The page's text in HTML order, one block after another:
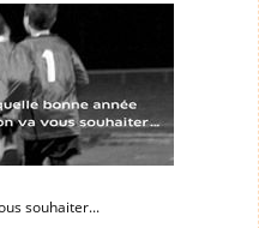
souhaiter...